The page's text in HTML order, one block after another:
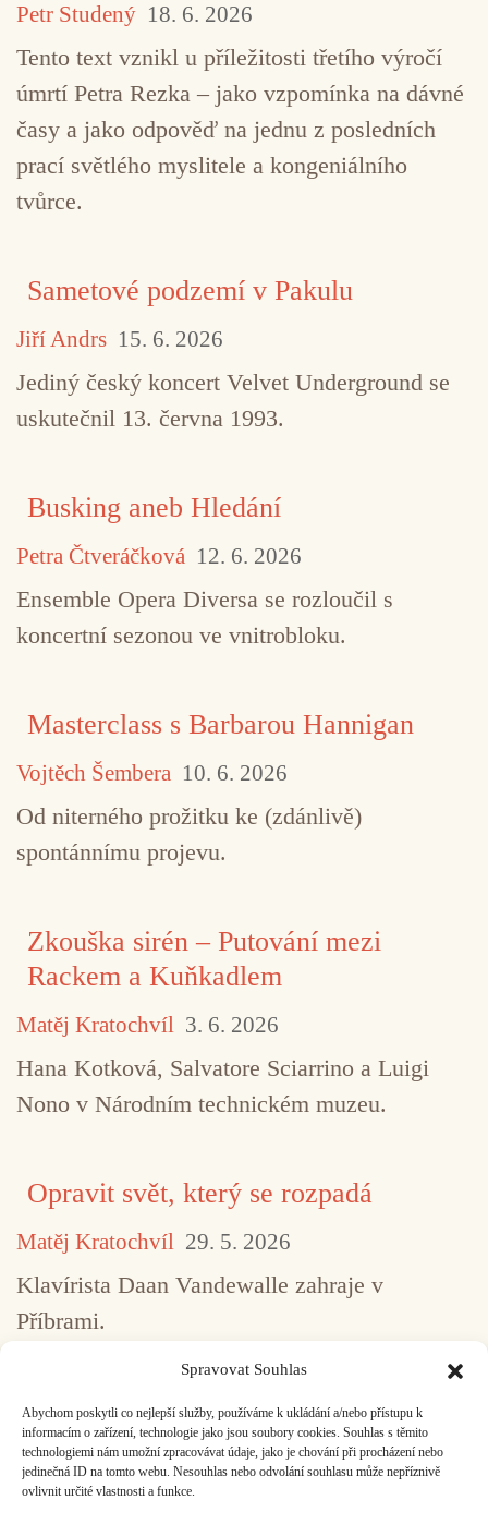
Spravovat Souhlas
Abychom poskytli co nejlepší služby, používáme k ukládání a/nebo přístupu k
informacím o zařízení, technologie jako jsou soubory cookies. Souhlas s těmito
technologiemi nám umožní zpracovávat údaje, jako je chování při procházení nebo
jedinečná ID na tomto webu. Nesouhlas nebo odvolání souhlasu může nepříznivě
ovlivnit určité vlastnosti a funkce.
Petr Studený 18. 6. 2026
Tento text vznikl u příležitosti třetího výročí
úmrtí Petra Rezka – jako vzpomínka na dávné
časy a jako odpověď na jednu z posledních
prací světlého myslitele a kongeniálního
tvůrce.
Sametové podzemí v Pakulu
Jiří Andrs 15. 6. 2026
Jediný český koncert Velvet Underground se
uskutečnil 13. června 1993.
Busking aneb Hledání
Petra Čtveráčková 12. 6. 2026
Ensemble Opera Diversa se rozloučil s
koncertní sezonou ve vnitrobloku.
Masterclass s Barbarou Hannigan
Vojtěch Šembera 10. 6. 2026
Od niterného prožitku ke (zdánlivě)
spontánnímu projevu.
Zkouška sirén – Putování mezi
Rackem a Kuňkadlem
Matěj Kratochvíl 3. 6. 2026
Hana Kotková, Salvatore Sciarrino a Luigi
Nono v Národním technickém muzeu.
Opravit svět, který se rozpadá
Matěj Kratochvíl 29. 5. 2026
Klavírista Daan Vandewalle zahraje v
Příbrami.
1 2 3 4 5 ... 517